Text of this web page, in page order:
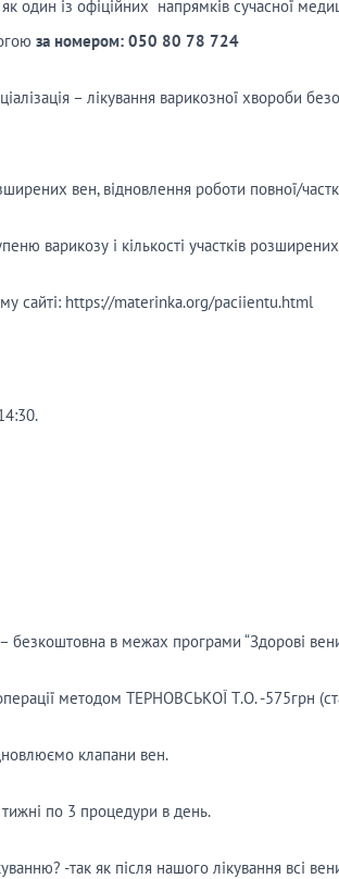
один із офіційних напрямків сучасної
за номером: 050 80 78 724
– лікування варикозної хвороби
вен, відновлення роботи повної/
варикозу і кількості участків
сайті: https://materinka.org/paciientu.html
безкоштовна в межах програми “Здорові
методом ТЕРНОВСЬКОЇ Т.О. -575грн
клапани вен.
по 3 процедури в день.
-так як після нашого лікування всі